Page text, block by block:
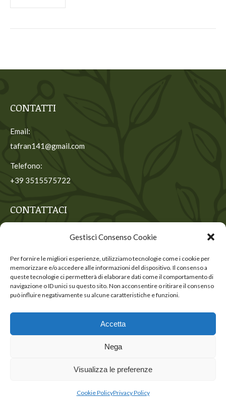
Gestisci Consenso Cookie
Per fornire le migliori esperienze, utilizziamo tecnologie come i cookie per
memorizzare e/o accedere alle informazioni del dispositivo. Il consenso a
queste tecnologie ci permetterà di elaborare dati come il comportamento di
navigazione o ID unici su questo sito. Non acconsentire o ritirare il consenso
può influire negativamente su alcune caratteristiche e funzioni.
Accetta
Nega
Visualizza le preferenze
Cookie PolicyPrivacy Policy
CONTATTI
Email:
tafran141@gmail.com
Telefono:
+39 3515575722
CONTATTACI
Contattaci per ricevere maggiori informazioni
E-mail *
INVIA
Cookie Policy |Privacy Policy|Web Designer